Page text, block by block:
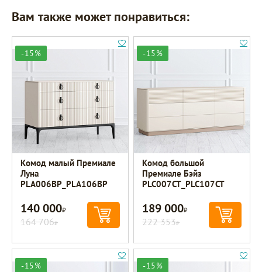
Вам также может понравиться:
-15%
Комод малый Премиале
Луна
PLA006BP_PLA106BP
140 000Р
164 706Р
-15%
Комод большой
Премиале Бэйз
PLC007CT_PLC107CT
189 000Р
222 353Р
-15% -15%